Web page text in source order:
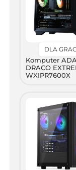
DLA
Komputer
DRACO
WXIPR7600X